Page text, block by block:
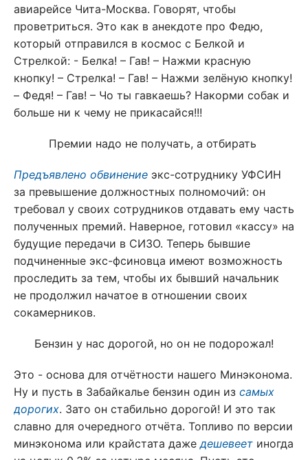
авиарейсе Чита-Москва. Говорят, чтобы
проветриться. Это как в анекдоте про Федю,
который отправился в космос с Белкой и
Стрелкой: - Белка! – Гав! – Нажми красную
кнопку! – Стрелка! – Гав! – Нажми зелёную кнопку!
– Федя! – Гав! – Чо ты гавкаешь? Накорми собак и
больше ни к чему не прикасайся!!!
Премии надо не получать, а отбирать
Предъявлено обвинение экс-сотруднику УФСИН
за превышение должностных полномочий: он
требовал у своих сотрудников отдавать ему часть
полученных премий. Наверное, готовил «кассу» на
будущие передачи в СИЗО. Теперь бывшие
подчиненные экс-фсиновца имеют возможность
проследить за тем, чтобы их бывший начальник
не продолжил начатое в отношении своих
сокамерников.
Бензин у нас дорогой, но он не подорожал!
Это - основа для отчётности нашего Минэконома.
Ну и пусть в Забайкалье бензин один из самых
дорогих. Зато он стабильно дорогой! И это так
славно для очередного отчёта. Топливо по версии
минэконома или крайстата дажедешевеет иногда